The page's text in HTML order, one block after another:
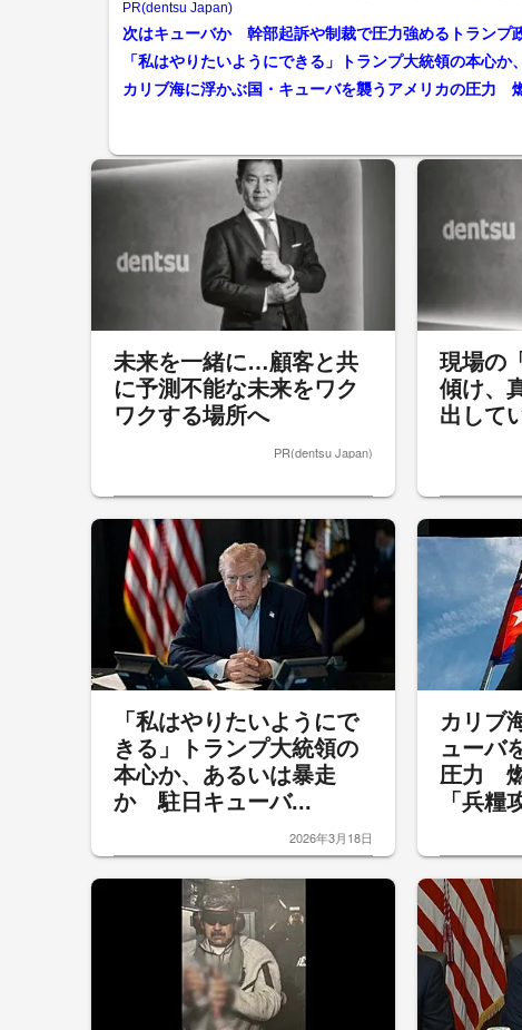
PR(dentsu Japan)
次はキューバか 幹部起訴や制裁で圧力強めるトラン
「私はやりたいようにできる」トランプ大統領の本心
未来を一緒に…顧客と共
に予測不能な未来をワク
ワクする場所へ
PR(dentsu Japan)
現場の
傾け、
出して
「私はやりたいようにで
きる」トランプ大統領の
本心か、あるいは暴走
か 駐日キューバ...
2026年3月18日
カリブ
ューバ
圧力
「兵糧